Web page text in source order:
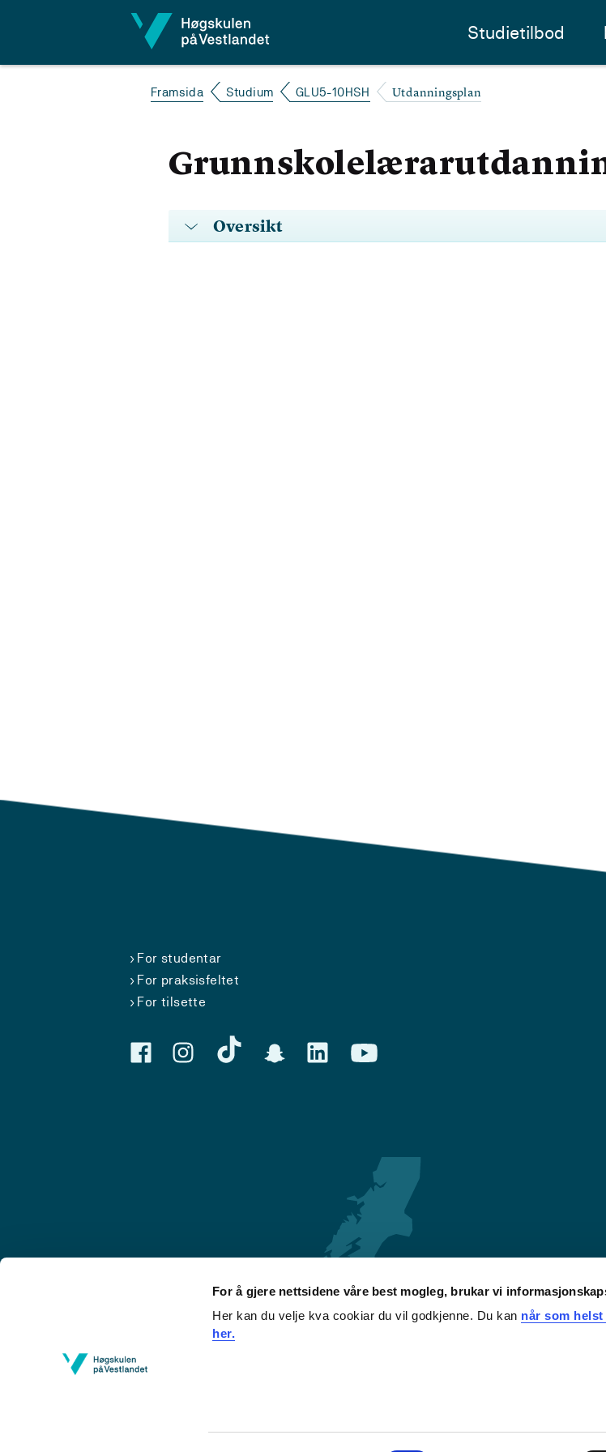
For å gjere nettsidene våre best mogleg, brukar vi
Her kan du velje kva cookiar du vil godkjenne. Du kan når som
her.
Studietilbod
Framsida Studium GLU5-10HSH Utdanningsplan
Oversikt
For studentar
For praksisfeltet
For tilsette